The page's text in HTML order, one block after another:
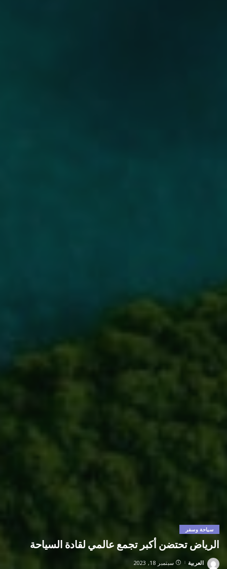
سياحة وسفر
الرياض تحتضن أكبر تجمع عالمي لقادة السياحة
Posted
العربية سبتمبر 18, 2023